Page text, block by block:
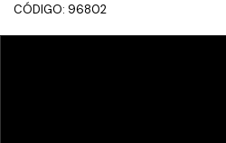
CÓDIGO: 96802